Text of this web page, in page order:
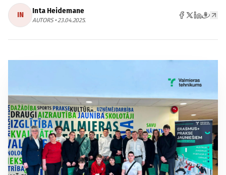
IN Inta Heidemane
AUTORS • 23.04.2025.